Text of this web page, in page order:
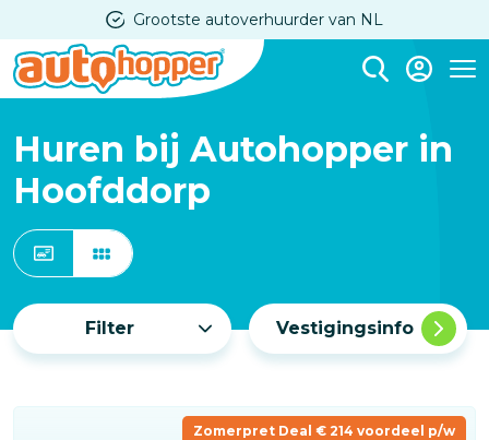
en
naar
inhoud
gaan
Grootste autoverhuurder van NL
Huren bij Autohopper in
Hoofddorp
Filter Vestigingsinfo
Zomerpret Deal € 214 voordeel p/w